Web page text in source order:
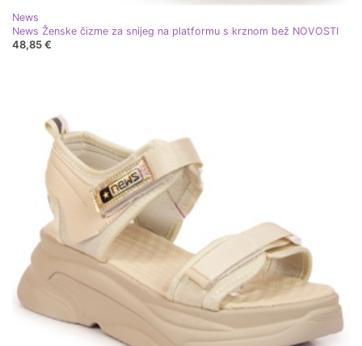
News
News Ženske čizme za snijeg na platformu s krznom bež NOVOSTI
48,85 €